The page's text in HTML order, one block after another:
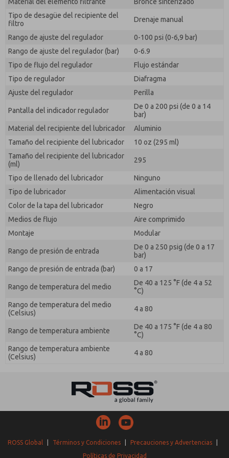
Tipo de desagüe del recipiente del
filtro
Drenaje manual
Rango de ajuste del regulador
0-100 psi (0-6,9 bar)
Rango de ajuste del regulador (bar)
0-6.9
Tipo de flujo del regulador
Flujo estándar
Tipo de regulador
Diafragma
Ajuste del regulador
Perilla
Pantalla del indicador regulador
De 0 a 200 psi (de 0 a 14
bar)
Material del recipiente del lubricador
Aluminio
Tamaño del recipiente del lubricador
10 oz (295 ml)
Tamaño del recipiente del lubricador
(ml)
295
Tipo de llenado del lubricador
Ninguno
Tipo de lubricador
Alimentación visual
Color de la tapa del lubricador
Negro
Medios de flujo
Aire comprimido
Montaje
Modular
Rango de presión de entrada
De 0 a 250 psig (de 0 a 17
bar)
Rango de presión de entrada (bar)
0 a 17
Rango de temperatura del medio
De 40 a 125 °F (de 4 a 52
°C)
Rango de temperatura del medio
(Celsius)
4 a 80
Rango de temperatura ambiente
De 40 a 175 °F (de 4 a 80
°C)
Rango de temperatura ambiente
(Celsius)
4 a 80
responder a mi solicitud. Al enviar el formulario de
contacto, acepto el procesamiento.
ROSS Global Términos y Condiciones Precauciones y Advertencias
Políticas de Privacidad